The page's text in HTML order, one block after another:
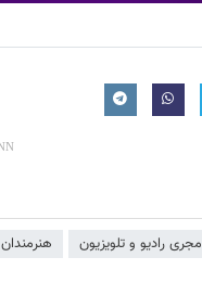
مجری رادیو و تلویزیون هنرمندان